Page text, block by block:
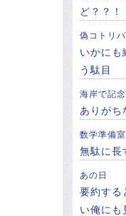
ど？？！
偽コトリバ
いかにも
う駄目
海岸で記
ありがち
数学準備室
無駄に長
あの日
要約する
い俺にも